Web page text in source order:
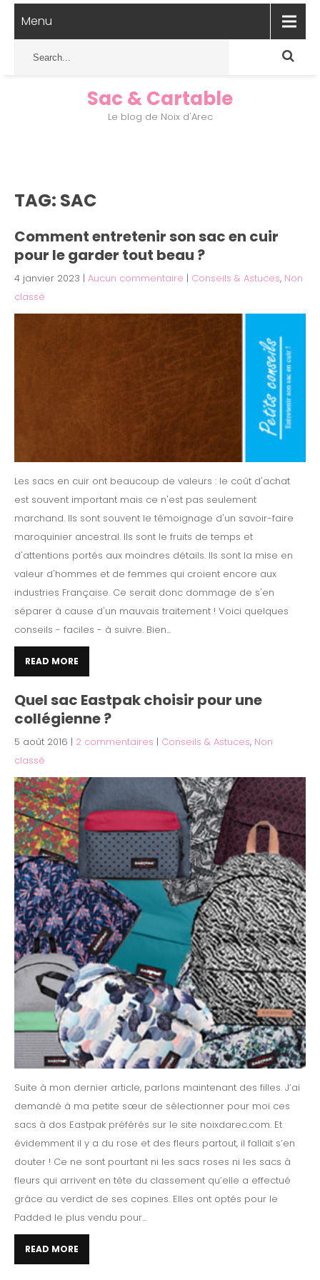
Menu
Sac & Cartable
Le blog de Noix d'Arec
TAG: SAC
Comment entretenir son sac en cuir
pour le garder tout beau ?
4 janvier 2023 | Aucun commentaire | Conseils & Astuces, Non
classé
Les sacs en cuir ont beaucoup de valeurs : le coût d'achat
est souvent important mais ce n'est pas seulement
marchand. Ils sont souvent le témoignage d'un savoir-faire
maroquinier ancestral. Ils sont le fruits de temps et
d'attentions portés aux moindres détails. Ils sont la mise en
valeur d'hommes et de femmes qui croient encore aux
industries Française. Ce serait donc dommage de s'en
séparer à cause d'un mauvais traitement ! Voici quelques
conseils - faciles - à suivre. Bien...
READ MORE
Quel sac Eastpak choisir pour une
collégienne ?
5 août 2016 | 2 commentaires | Conseils & Astuces, Non
classé
Suite à mon dernier article, parlons maintenant des filles. J’ai
demandé à ma petite sœur de sélectionner pour moi ces
sacs à dos Eastpak préférés sur le site noixdarec.com. Et
évidemment il y a du rose et des fleurs partout, il fallait s’en
douter ! Ce ne sont pourtant ni les sacs roses ni les sacs à
fleurs qui arrivent en tête du classement qu’elle a effectué
grâce au verdict de ses copines. Elles ont optés pour le
Padded le plus vendu pour...
READ MORE